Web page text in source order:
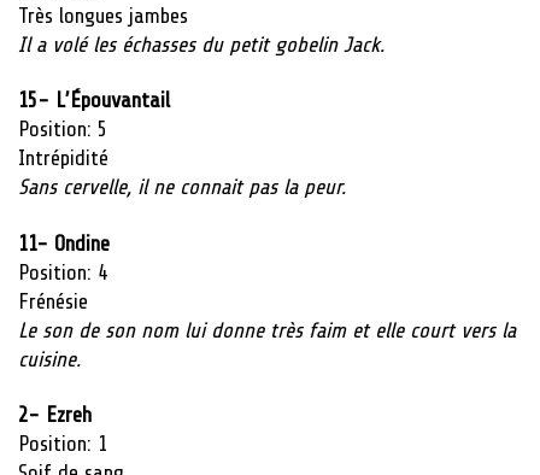
Très longues jambes
Il a volé les échasses du petit gobelin Jack.
15- L’Épouvantail
Position: 5
Intrépidité
Sans cervelle, il ne connait pas la peur.
11- Ondine
Position: 4
Frénésie
Le son de son nom lui donne très faim et elle court vers la
cuisine.
2- Ezreh
Position: 1